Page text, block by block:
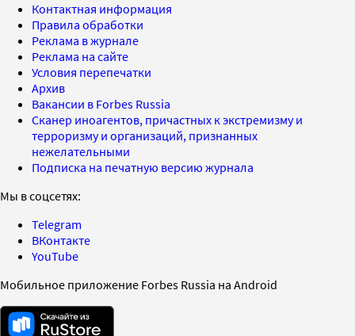
Контактная информация
Правила обработки
Реклама в журнале
Реклама на сайте
Условия перепечатки
Архив
Вакансии в Forbes Russia
Сканер иноагентов, причастных к экстремизму и
терроризму и организаций, признанных
нежелательными
Подписка на печатную версию журнала
Мы в соцсетях:
Telegram
ВКонтакте
YouTube
Мобильное приложение Forbes Russia на Android